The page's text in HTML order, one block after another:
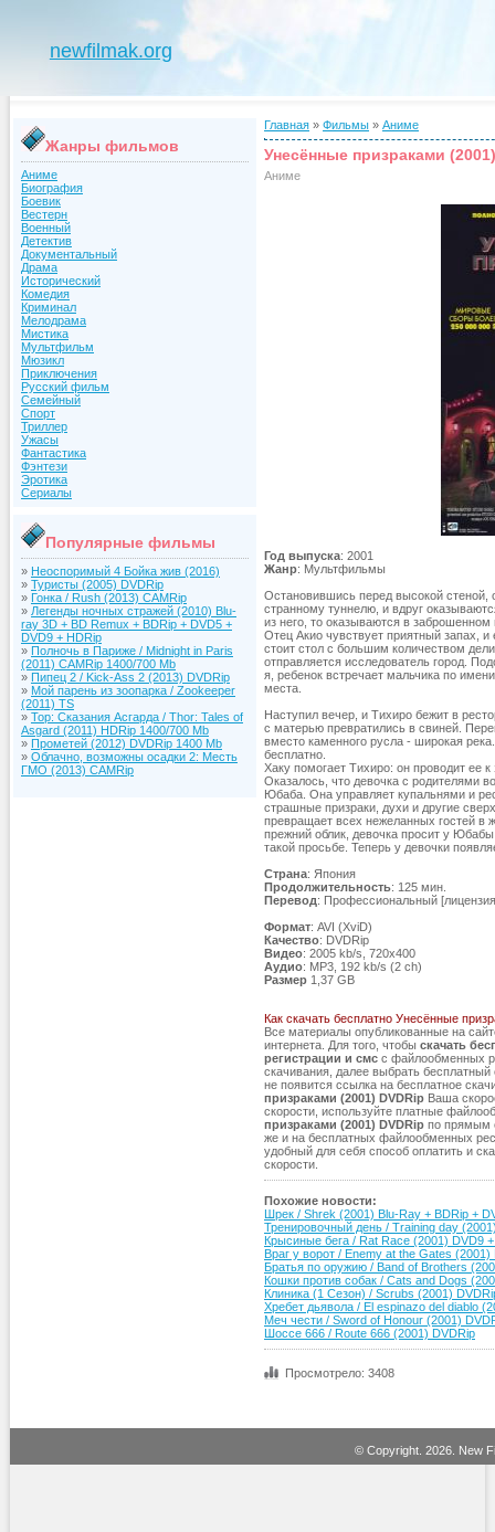
newfilmak.org
Жанры фильмов
Аниме
Биография
Боевик
Вестерн
Военный
Детектив
Документальный
Драма
Исторический
Комедия
Криминал
Мелодрама
Мистика
Мультфильм
Мюзикл
Приключения
Русский фильм
Семейный
Спорт
Триллер
Ужасы
Фантастика
Фэнтези
Эротика
Сериалы
Популярные фильмы
» Неоспоримый 4 Бойка жив (2016)
» Туристы (2005) DVDRip
» Гонка / Rush (2013) CAMRip
» Легенды ночных стражей (2010) Blu-
ray 3D + BD Remux + BDRip + DVD5 +
DVD9 + HDRip
» Полночь в Париже / Midnight in Paris
(2011) CAMRip 1400/700 Mb
» Пипец 2 / Kick-Ass 2 (2013) DVDRip
» Мой парень из зоопарка / Zookeeper
(2011) TS
» Тор: Сказания Асгарда / Thor: Tales of
Asgard (2011) HDRip 1400/700 Mb
» Прометей (2012) DVDRip 1400 Mb
» Облачно, возможны осадки 2: Месть
ГМО (2013) CAMRip
Главная » Фильмы » Аниме
Унесённые призраками
Аниме
Год выпуска: 2001
Жанр: Мультфильмы
Остановившись перед высокой стеной,
странному туннелю, и вдруг
из него, то оказываются в
Отец Акио чувствует приятный запах, и
стоит стол с большим количеством
отправляется исследователь город.
я, ребенок встречает мальчика по
места.
Наступил вечер, и Тихиро бежит в
с матерью превратились в свиней.
вместо каменного русла - широкая
бесплатно.
Хаку помогает Тихиро: он проводит ее
Оказалось, что девочка с родителями
Юбаба. Она управляет купальнями и
страшные призраки, духи и другие
превращает всех нежеланных гостей в
прежний облик, девочка просит у
такой просьбе. Теперь у девочки
Страна: Япония
Продолжительность: 125 мин.
Перевод: Профессиональный
Формат: AVI (XviD)
Качество: DVDRip
Видео: 2005 kb/s, 720x400
Аудио: MP3, 192 kb/s (2 ch)
Размер 1,37 GB
Как скачать бесплатно Унесённые
Все материалы опубликованные на
интернета. Для того, чтобы скачать
регистрации и смс с файлообменных
скачивания, далее выбрать бесплатный
не появится ссылка на бесплатное
призраками (2001) DVDRip Ваша
скорости, используйте платные
призраками (2001) DVDRip по прямым
же и на бесплатных файлообменных
удобный для себя способ оплатить и
скорости.
Похожие новости:
Шрек / Shrek (2001) Blu-Ray + BDRip +
Тренировочный день / Training day
Крысиные бега / Rat Race (2001) DVD9
Враг у ворот / Enemy at the Gates
Братья по оружию / Band of Brothers
Кошки против собак / Cats and Dogs
Клиника (1 Сезон) / Scrubs (2001)
Хребет дьявола / El espinazo del diablo
Меч чести / Sword of Honour (2001)
Шоссе 666 / Route 666 (2001) DVDRip
Просмотрело: 3408
© Copyright. 2026. New